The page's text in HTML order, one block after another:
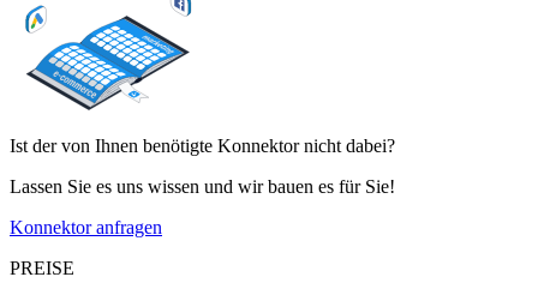
Ist der von Ihnen benötigte Konnektor nicht dabei?
Lassen Sie es uns wissen und wir bauen es für Sie!
Konnektor anfragen
PREISE